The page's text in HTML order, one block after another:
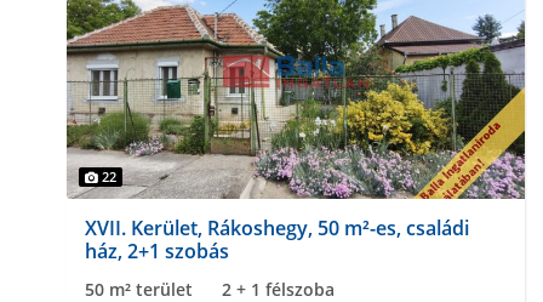
22
XVII. Kerület, Rákoshegy, 50 m²-es, családi
ház, 2+1 szobás
50 m² terület 2 + 1 félszoba